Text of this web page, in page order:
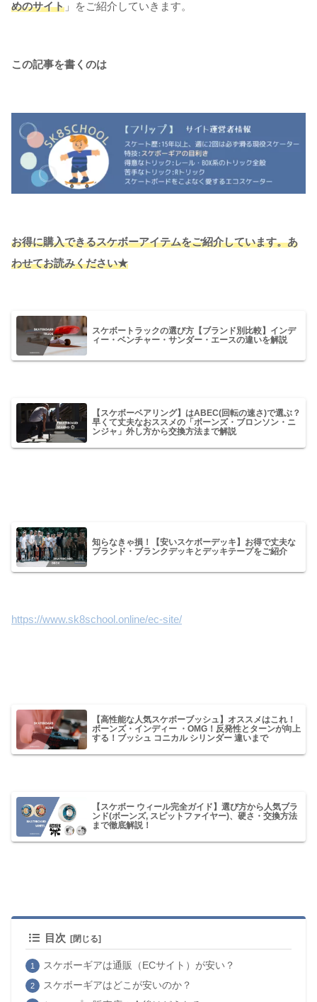
めのサイト 」をご紹介していきます。
この記事を書くのは
お得に購入できるスケボーアイテムをご紹介しています。あ
わせてお読みください★
スケボートラックの選び方【ブランド別比較】インデ
ィー・ベンチャー・サンダー・エースの違いを解説
【スケボーベアリング】はABEC(回転の速さ)で選ぶ？
早くて丈夫なおススメの「ボーンズ・ブロンソン・ニ
ンジャ」外し方から交換方法まで解説
知らなきゃ損！【安いスケボーデッキ】お得で丈夫な
ブランド・ブランクデッキとデッキテープをご紹介
https://www.sk8school.online/ec-site/
【高性能な人気スケボーブッシュ】オススメはこれ！
ボーンズ・インディー ・OMG！反発性とターンが向上
する！ブッシュ コニカル シリンダー 違いまで
【スケボー ウィール完全ガイド】選び方から人気ブラ
ンド(ボーンズ, スピットファイヤー)、硬さ・交換方法
まで徹底解説！
目次
スケボーギアは通販（ECサイト）が安い？
スケボーギアはどこが安いのか？